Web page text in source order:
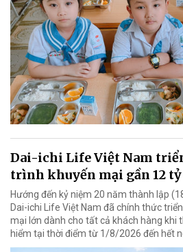
Dai-ichi Life Việt Nam
trình khuyến mại gần 12
Hướng đến kỷ niệm 20 năm thành lập
Dai-ichi Life Việt Nam đã chính thức
mại lớn dành cho tất cả khách hàng khi
hiểm tại thời điểm từ 1/8/2026 đến hết